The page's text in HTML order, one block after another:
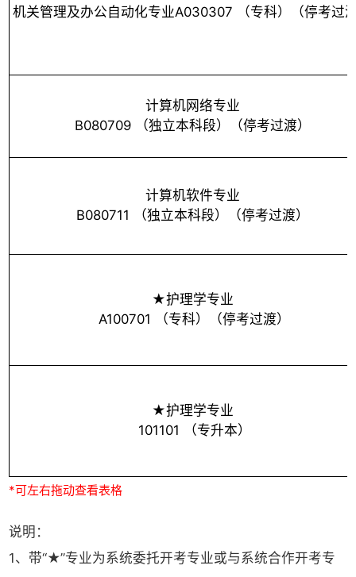
机关管理及办公自动化专业A030307 （专科）（停考过
计算机网络专业
B080709 （独立本科段）（停考过渡）
计算机软件专业
B080711 （独立本科段）（停考过渡）
★护理学专业
A100701 （专科）（停考过渡）
★护理学专业
101101 （专升本）
说明：
1、带“★”专业为系统委托开考专业或与系统合作开考专